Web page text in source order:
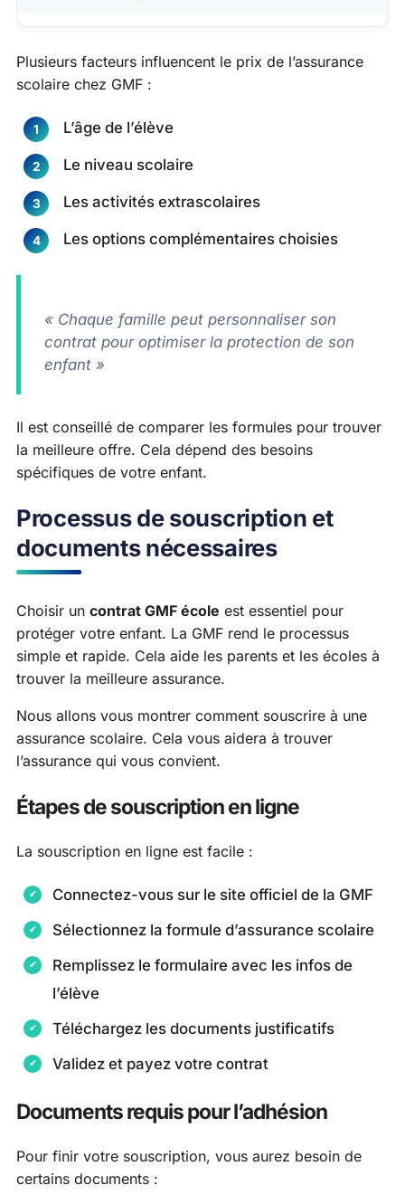
Plusieurs facteurs influencent le prix de l’assurance
scolaire chez GMF :
L’âge de l’élève
Le niveau scolaire
Les activités extrascolaires
Les options complémentaires choisies
« Chaque famille peut personnaliser son
contrat pour optimiser la protection de son
enfant »
Il est conseillé de comparer les formules pour trouver
la meilleure offre. Cela dépend des besoins
spécifiques de votre enfant.
Processus de souscription et
documents nécessaires
Choisir un contrat GMF école est essentiel pour
protéger votre enfant. La GMF rend le processus
simple et rapide. Cela aide les parents et les écoles à
trouver la meilleure assurance.
Nous allons vous montrer comment souscrire à une
assurance scolaire. Cela vous aidera à trouver
l’assurance qui vous convient.
Étapes de souscription en ligne
La souscription en ligne est facile :
Connectez-vous sur le site officiel de la GMF
Sélectionnez la formule d’assurance scolaire
Remplissez le formulaire avec les infos de
l’élève
Téléchargez les documents justificatifs
Validez et payez votre contrat
Documents requis pour l’adhésion
Pour finir votre souscription, vous aurez besoin de
certains documents :